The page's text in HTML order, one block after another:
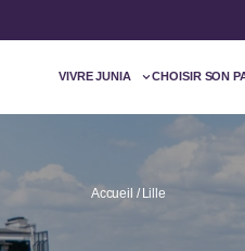
VIVRE JUNIA CHOISIR SON
Accueil Lille